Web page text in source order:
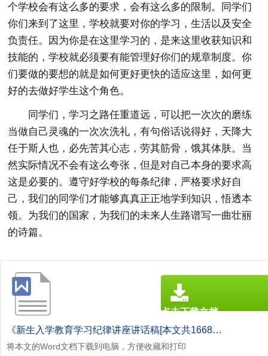
个学校会有这么多的要求，会有这么多的限制。同学们
你们来到了这里，学校就要对你的学习，生活以及安全
负责任。因为你是在这里学习的，是来这里收获知识和
技能的，学校就必须要有能管理好你们的规章制度。你
们要做的要想的就是如何更好更快的适应这里，如何更
好的去做好学生这个角色。
同学们，学习之路任重道远，可以把一次次的磨练
当做自己灵魂的一次次洗礼，有句俗话说得好，天降大
任于斯人也，必先苦其心志，劳其筋骨，饿其体肤。当
然实际情况不会有这么夸张，但是对自己本身的要求高
这是必要的。遵守好学校的每条纪律，严格要求好自
己，我们的同学们才能够真真正正地学到知识，悟透本
领。为我们的国家，为我们的未来人生路谱写一曲壮丽
的诗篇。
《新生入学教育学习纪律讲座讲话稿[本文共1668字].doc》
将本文的Word文档下载到电脑，方便收藏和打印
点击下载文档
文档为doc格式